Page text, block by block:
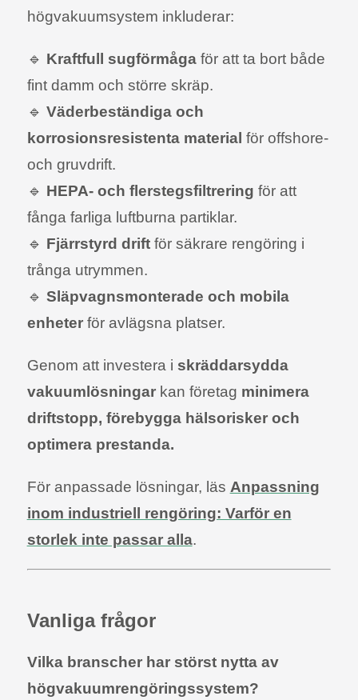
högvakuumsystem inkluderar:
🔹 Kraftfull sugförmågaför att ta bort både
fint damm och större skräp.
🔹 Väderbeständiga och
korrosionsresistenta material för offshore-
och gruvdrift.
🔹 HEPA- och flerstegsfiltrering för att
fånga farliga luftburna partiklar.
🔹 Fjärrstyrd driftför säkrare rengöring i
trånga utrymmen.
🔹 Släpvagnsmonterade och mobila
enheterför avlägsna platser.
Genom att investera i skräddarsydda
vakuumlösningarkan företag minimera
driftstopp, förebygga hälsorisker och
optimera prestanda.
För anpassade lösningar, läs Anpassning
inom industriell rengöring: Varför en
storlek inte passar alla.
Vanliga frågor
Vilka branscher har störst nytta av
högvakuumrengöringssystem?